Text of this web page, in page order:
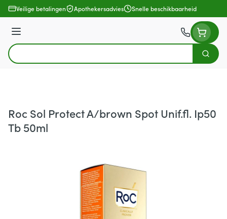
Ga naar de inhoud
Veilige betalingen Apothekersadvies Snelle beschikbaarheid
Menu
Product, merk, categorie...
Zoek
Roc Sol Protect A/brown Spot Unif.fl. Ip50
Tb 50ml